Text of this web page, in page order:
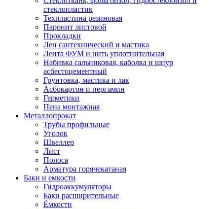
стеклопластик
Техпластина резиновая
Паронит листовой
Прокладки
Лен сантехнический и мастика
Лента ФУМ и нить уплотнительная
Набивка сальниковая, каболка и шнур
асбестоцементный
Грунтовка, мастика и лак
Асбокартон и пергамин
Герметики
Пена монтажная
Металлопрокат
Трубы профильные
Уголок
Швеллер
Лист
Полоса
Арматура горячекатаная
Баки и емкости
Гидроаккумуляторы
Баки расширительные
Ёмкости